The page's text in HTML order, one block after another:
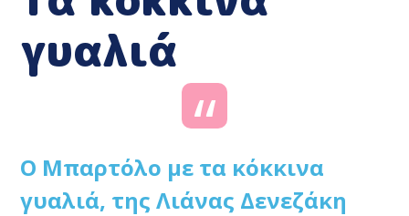
γυαλιά
Ο Μπαρτόλο με τα κόκκινα
γυαλιά, της Λιάνας Δενεζάκη